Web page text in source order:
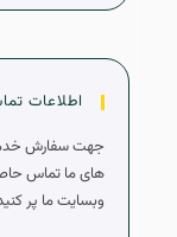
اطلاعات
جهت سفارش
های ما تماس
وبسایت ما پر